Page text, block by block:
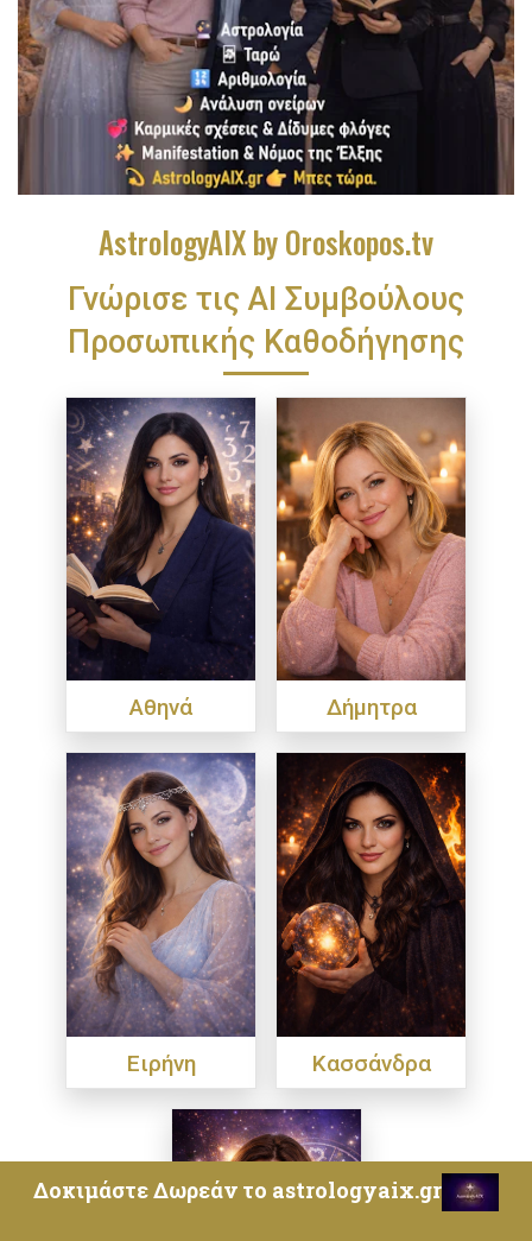
AstrologyAIX by Oroskopos.tv
Γνώρισε τις ΑΙ Συμβούλους
Προσωπικής Καθοδήγησης
Αθηνά Δήμητρα
Ειρήνη Κασσάνδρα
Δοκιμάστε Δωρεάν το astrologyaix.gr